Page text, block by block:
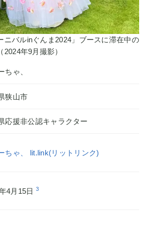
ニバルinぐんま2024」ブースに滞在中の
2024年9月撮影）
ちゃ、
狭山市
応援非公認キャラクター
ちゃ、 lit.link(リットリンク)
4月15日 3